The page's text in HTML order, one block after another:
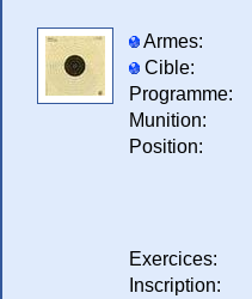
Armes:
Cible:
Programme:
Munition:
Position:
Exercices:
Inscription: